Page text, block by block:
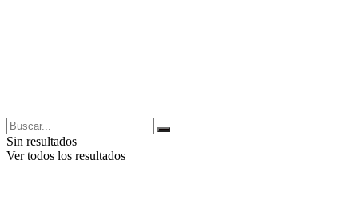
Sin resultados
Ver todos los resultados